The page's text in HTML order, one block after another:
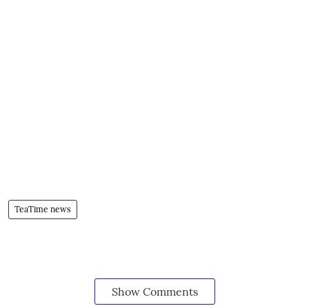
TeaTime news
Show Comments